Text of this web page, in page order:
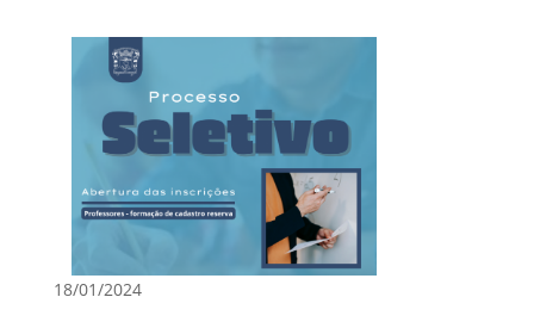
18/01/2024